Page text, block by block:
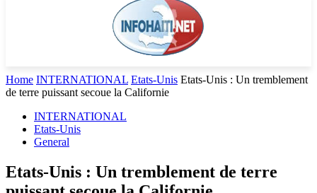
Home INTERNATIONAL Etats-Unis Etats-Unis : Un tremblement
de terre puissant secoue la Californie
INTERNATIONAL
Etats-Unis
General
Etats-Unis : Un tremblement de terre